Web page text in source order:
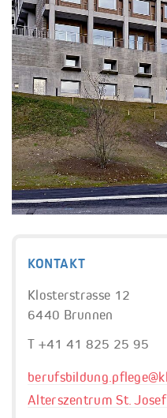
KONTAKT
Klosterstrasse 12
6440 Brunnen
T +41 41 825 25 95
berufsbildung.pflege@
Alterszentrum St.